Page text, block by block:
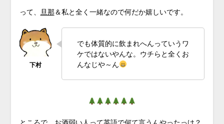
って、 旦那 ＆私と全く一緒なので何だか嬉しいです。
でも体質的に飲まれへんっていうワ
ケではないやんな。ウチらと全くお
んなじや～ん
ところで、お酒弱い人って英語で何て言うんやったっけ？